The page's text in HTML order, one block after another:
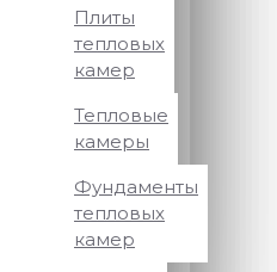
Плиты
тепловых
камер
Тепловые
камеры
Фундаменты
тепловых
камер